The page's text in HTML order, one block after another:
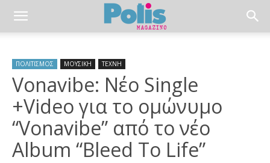
ΠΟΛΙΤΙΣΜΟΣ ΜΟΥΣΙΚΗ ΤΕΧΝΗ
Vonavibe: Νέο Single
+Video για το ομώνυμο
“Vonavibe” από το νέο
Album “Bleed To Life”